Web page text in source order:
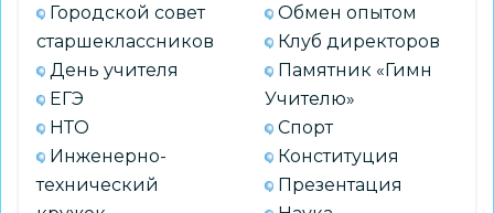
Городской совет
старшеклассников
День учителя
ЕГЭ
НТО
Инженерно-
технический
Обмен опытом
Клуб директоров
Памятник «Гимн
Учителю»
Спорт
Конституция
Презентация